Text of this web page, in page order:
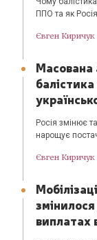
ППО та як
Євген Киричук
Масована
Росія змінює
нарощує
Євген Киричук
виплатах